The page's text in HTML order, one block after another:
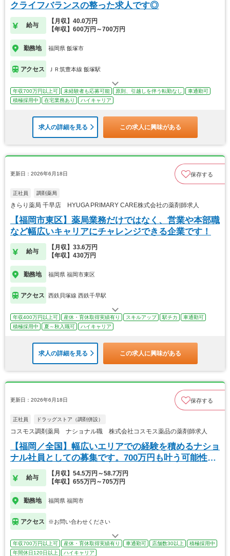
クライフバランスの整った求人です◎
給与
【月収】40.0万円
【年収】600万円～700万円
勤務地 福岡県 飯塚市
アクセス ＪＲ筑豊本線 飯塚駅
年収700万円以上可 未経験者も応募可能 原則、引越しを伴う転勤なし
車通勤可
積極採用中
在宅業務あり ハイキャリア
求人の詳細を見る この求人に興味がある
更新日：2026年6月18日 保存する
正社員 調剤薬局
きらり薬局 千早店 HYUGA PRIMARY CARE株式会社の薬剤師求人
【福岡市東区】薬局業務だけではなく、営業や本部職
など幅広いキャリアにチャレンジできる企業です！
給与
【月収】33.6万円
【年収】430万円
勤務地 福岡県 福岡市東区
アクセス 西鉄貝塚線 西鉄千早駅
年収400万円以上可 産休・育休取得実績有り スキルアップ 駅チカ
車通勤可
積極採用中
夏～秋入職可 ハイキャリア
求人の詳細を見る この求人に興味がある
更新日：2026年6月18日 保存する
正社員 ドラッグストア（調剤併設）
コスモス調剤薬局 ナショナル職 株式会社コスモス薬品の薬剤師求人
【福岡／全国】幅広いエリアでの経験を積めるナショ
ナル社員としての募集です。700万円も叶う可能性
有。
給与
【月収】54.5万円～58.7万円
【年収】655万円～705万円
勤務地 福岡県 福岡市
アクセス ※お問い合わせください
年収700万円以上可 産休・育休取得実績有り 車通勤可 店舗数30以上
積極採用中
年間休日120日以上
ハイキャリア